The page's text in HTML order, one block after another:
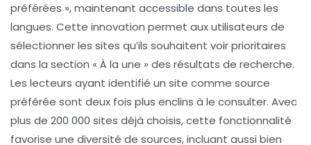
préférées », maintenant accessible dans toutes les
langues. Cette innovation permet aux utilisateurs de
sélectionner les sites qu’ils souhaitent voir prioritaires
dans la section « À la une » des résultats de recherche.
Les lecteurs ayant identifié un site comme source
préférée sont deux fois plus enclins à le consulter. Avec
plus de 200 000 sites déjà choisis, cette fonctionnalité
favorise une diversité de sources, incluant aussi bien